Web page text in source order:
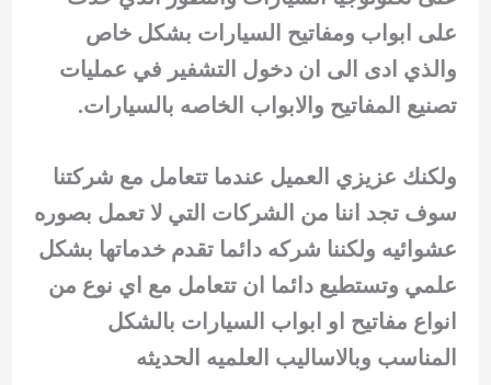
على ابواب ومفاتيح السيارات بشكل خاص
والذي ادى الى ان دخول التشفير في عمليات
تصنيع المفاتيح والابواب الخاصه بالسيارات.
ولكنك عزيزي العميل عندما تتعامل مع شركتنا
سوف تجد اننا من الشركات التي لا تعمل بصوره
عشوائيه ولكننا شركه دائما تقدم خدماتها بشكل
علمي وتستطيع دائما ان تتعامل مع اي نوع من
انواع مفاتيح او ابواب السيارات بالشكل
المناسب وبالاساليب العلميه الحديثه